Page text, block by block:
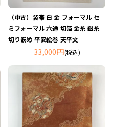
（中古）袋帯 白 金 フォーマル セ
ミフォーマル 六通 切箔 金糸 銀糸
切り嵌め 平安絵巻 天平文
33,000円(税込)